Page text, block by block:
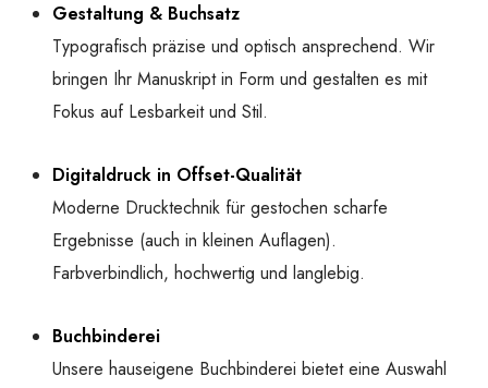
Gestaltung & Buchsatz
Typografisch präzise und optisch ansprechend. Wir
bringen Ihr Manuskript in Form und gestalten es mit
Fokus auf Lesbarkeit und Stil.
Digitaldruck in Offset-Qualität
Moderne Drucktechnik für gestochen scharfe
Ergebnisse (auch in kleinen Auflagen).
Farbverbindlich, hochwertig und langlebig.
Buchbinderei
Unsere hauseigene Buchbinderei bietet eine Auswahl